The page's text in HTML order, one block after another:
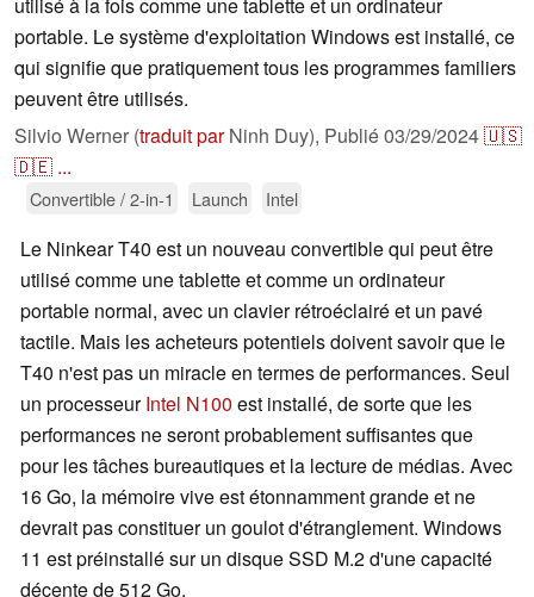
portable. Le système d'exploitation Windows est installé, ce
qui signifie que pratiquement tous les programmes familiers
peuvent être utilisés.
Silvio Werner (traduit parNinh Duy), Publié03/29/2024🇺🇸
🇩🇪 ...
Convertible / 2-in-1 Launch Intel
Le Ninkear T40 est un nouveau convertible qui peut être
utilisé comme une tablette et comme un ordinateur
portable normal, avec un clavier rétroéclairé et un pavé
tactile. Mais les acheteurs potentiels doivent savoir que le
T40 n'est pas un miracle en termes de performances. Seul
un processeurIntel N100 est installé, de sorte que les
performances ne seront probablement suffisantes que
pour les tâches bureautiques et la lecture de médias. Avec
16 Go, la mémoire vive est étonnamment grande et ne
devrait pas constituer un goulot d'étranglement. Windows
11 est préinstallé sur un disque SSD M.2 d'une capacité
décente de 512 Go.